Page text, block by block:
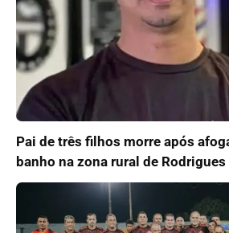
Pai de três filhos morre após
banho na zona rural de Rodrigues